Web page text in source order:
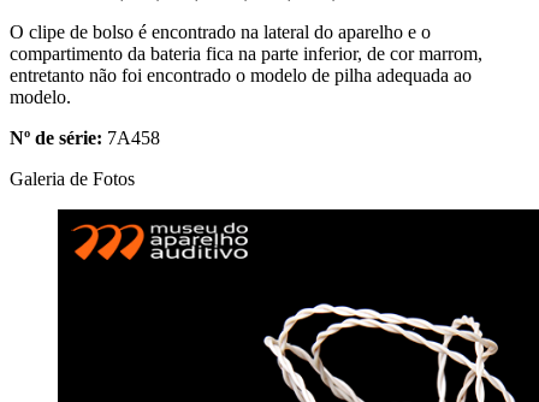
O clipe de bolso é encontrado na lateral do aparelho e o
compartimento da bateria fica na parte inferior, de cor marrom,
entretanto não foi encontrado o modelo de pilha adequada ao
modelo.
Nº de série: 7A458
Galeria de Fotos